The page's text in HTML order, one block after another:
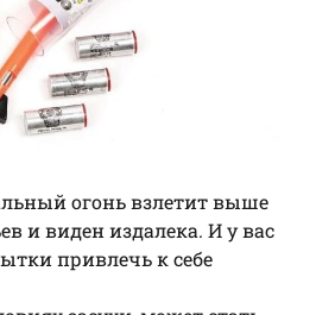
огонь взлетит выше
и виден издалека. И у вас
привлечь к себе